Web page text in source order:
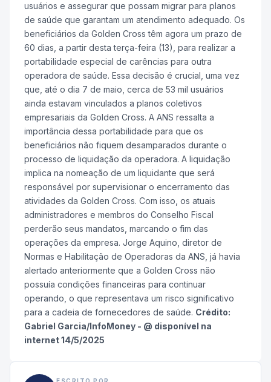
usuários e assegurar que possam migrar para planos
de saúde que garantam um atendimento adequado. Os
beneficiários da Golden Cross têm agora um prazo de
60 dias, a partir desta terça-feira (13), para realizar a
portabilidade especial de carências para outra
operadora de saúde. Essa decisão é crucial, uma vez
que, até o dia 7 de maio, cerca de 53 mil usuários
ainda estavam vinculados a planos coletivos
empresariais da Golden Cross. A ANS ressalta a
importância dessa portabilidade para que os
beneficiários não fiquem desamparados durante o
processo de liquidação da operadora. A liquidação
implica na nomeação de um liquidante que será
responsável por supervisionar o encerramento das
atividades da Golden Cross. Com isso, os atuais
administradores e membros do Conselho Fiscal
perderão seus mandatos, marcando o fim das
operações da empresa. Jorge Aquino, diretor de
Normas e Habilitação de Operadoras da ANS, já havia
alertado anteriormente que a Golden Cross não
possuía condições financeiras para continuar
operando, o que representava um risco significativo
para a cadeia de fornecedores de saúde. Crédito:
Gabriel Garcia/InfoMoney - @ disponível na
internet 14/5/2025